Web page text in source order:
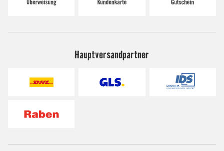
Hauptversandpartner